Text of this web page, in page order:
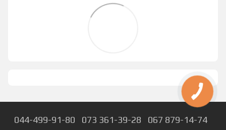
044-499-91-80 073 361-39-28
067 879-14-74